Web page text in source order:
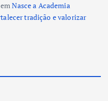
Nasce a Academia
tradição e valorizar